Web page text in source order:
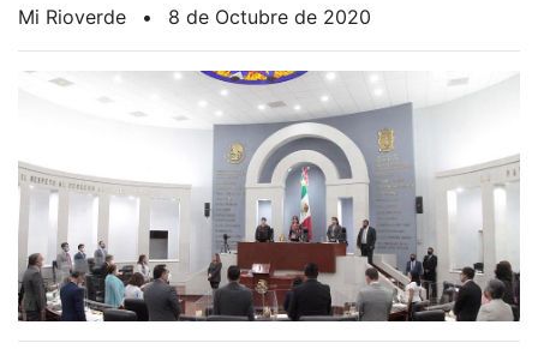
Mi Rioverde • 8 de Octubre de 2020